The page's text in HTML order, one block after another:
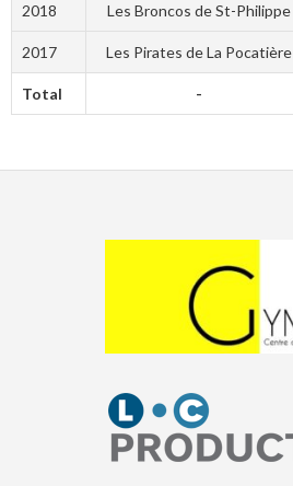
2018 Les Broncos de St-Philippe
2017 Les Pirates de La Pocatière
Total -